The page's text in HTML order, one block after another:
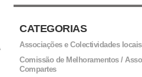
CATEGORIAS
Associações e Colectividades locais
Comissão de Melhoramentos /
Compartes